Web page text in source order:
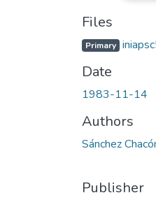
Files
Primary
Date
1983-11-14
Authors
Sánchez
Publisher